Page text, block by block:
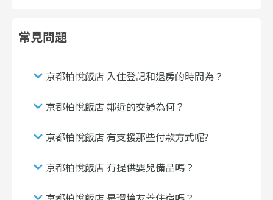
常見問題
京都柏悅飯店 入住登記和退房的時間為？
京都柏悅飯店 鄰近的交通為何？
京都柏悅飯店 有支援那些付款方式呢?
京都柏悅飯店 有提供嬰兒備品嗎？